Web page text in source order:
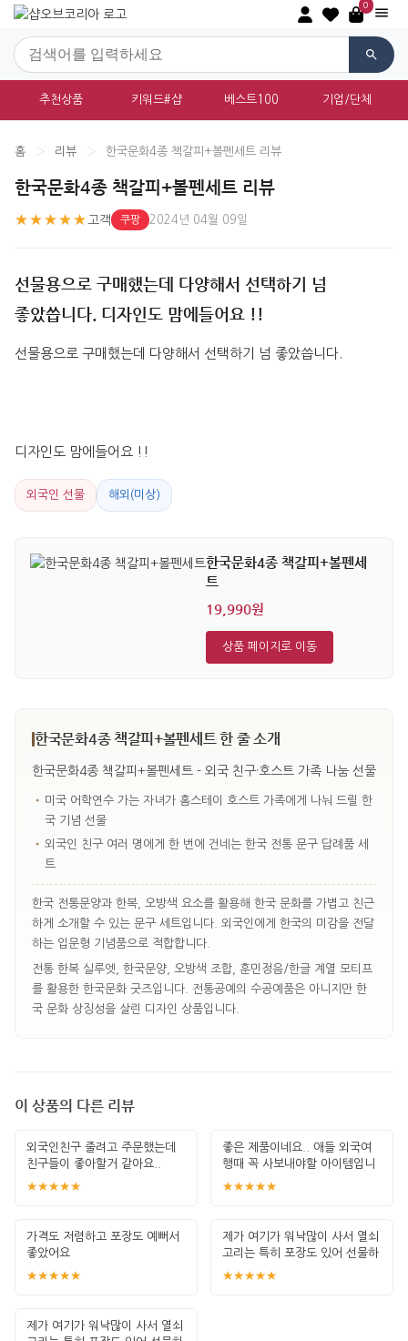
0
추천상품 키워드#샵 베스트100 기업/단체
홈 › 리뷰 › 한국문화4종 책갈피+볼펜세트 리뷰
한국문화4종 책갈피+볼펜세트 리뷰
★★★★★ 고객 쿠팡 2024년 04월 09일
선물용으로 구매했는데 다양해서 선택하기 넘
좋았씁니다. 디자인도 맘에들어요 !!
선물용으로 구매했는데 다양해서 선택하기 넘 좋았씁니다.
디자인도 맘에들어요 !!
외국인 선물 해외(미상)
한국문화4종 책갈피+볼펜세
트
19,990원
상품 페이지로 이동
한국문화4종 책갈피+볼펜세트 한 줄 소개
한국문화4종 책갈피+볼펜세트 - 외국 친구·호스트 가족 나눔 선물
• 미국 어학연수 가는 자녀가 홈스테이 호스트 가족에게 나눠 드릴 한
국 기념 선물
• 외국인 친구 여러 명에게 한 번에 건네는 한국 전통 문구 답례품 세
트
한국 전통문양과 한복, 오방색 요소를 활용해 한국 문화를 가볍고 친근
하게 소개할 수 있는 문구 세트입니다. 외국인에게 한국의 미감을 전달
하는 입문형 기념품으로 적합합니다.
전통 한복 실루엣, 한국문양, 오방색 조합, 훈민정음/한글 계열 모티프
를 활용한 한국문화 굿즈입니다. 전통공예의 수공예품은 아니지만 한
국 문화 상징성을 살린 디자인 상품입니다.
이 상품의 다른 리뷰
외국인친구 줄려고 주문했는데
친구들이 좋아할거 같아요..
★★★★★
좋은 제품이네요.. 애들 외국여
행때 꼭 사보내야할 아이템입니
다. 잘 썻습
★★★★★
가격도 저렴하고 포장도 예뻐서
좋았어요
★★★★★
제가 여기가 워낙많이 사서 열쇠
고리는 특히 포장도 있어 선물하
기 좋고 퀄
★★★★★
제가 여기가 워낙많이 사서 열쇠